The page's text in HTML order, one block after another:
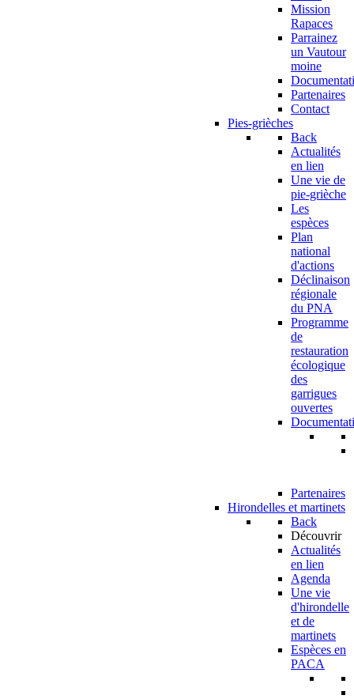
Mission
Rapaces
Parrainez
un Vautour
moine
Partenaires
Contact
Pies-grièches
Back
Actualités
en lien
Une vie de
pie-grièche
Les
espèces
Plan
national
d'actions
Déclinaison
régionale
du PNA
Programme
de
restauration
écologique
des
garrigues
ouvertes
Partenaires
Hirondelles et martinets
Back
Découvrir
Actualités
en lien
Agenda
Une vie
d'hirondelle
et de
martinets
Espèces en
PACA